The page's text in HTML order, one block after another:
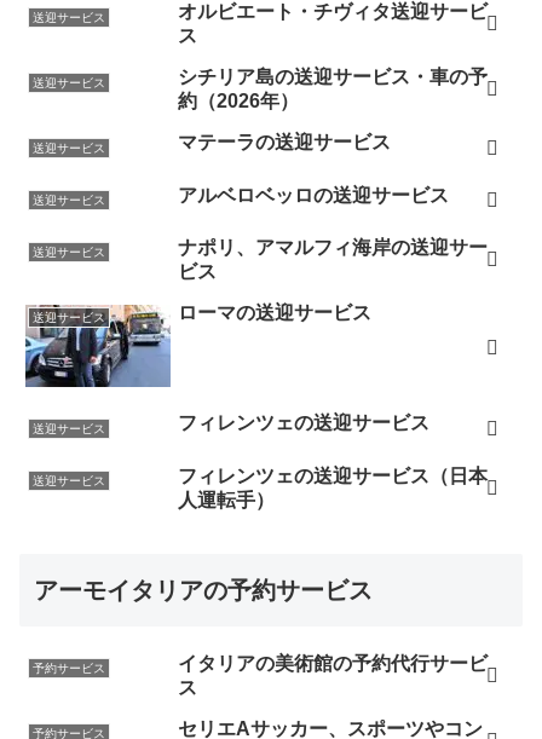
送迎サービス
オルビエート・チヴィタ送迎サービ
ス
送迎サービス
シチリア島の送迎サービス・車の予
約（2026年）
送迎サービス マテーラの送迎サービス
送迎サービス アルベロベッロの送迎サービス
送迎サービス
ナポリ、アマルフィ海岸の送迎サー
ビス
送迎サービス ローマの送迎サービス
送迎サービス フィレンツェの送迎サービス
送迎サービス
フィレンツェの送迎サービス（日本
人運転手）
アーモイタリアの予約サービス
予約サービス
イタリアの美術館の予約代行サービ
ス
予約サービス
セリエAサッカー、スポーツやコン